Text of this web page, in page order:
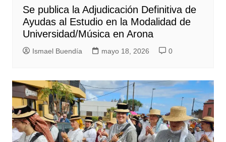
Se publica la Adjudicación Definitiva de
Ayudas al Estudio en la Modalidad de
Universidad/Música en Arona
Ismael Buendía mayo 18, 2026 0